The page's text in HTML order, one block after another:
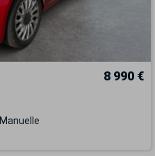
8 990 €
Manuelle